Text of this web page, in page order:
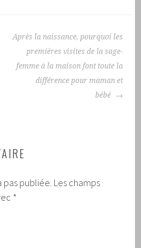
Après la naissance, pourquoi les
premières visites de la sage-
femme à la maison font toute la
différence pour maman et
bébé
publiée. Les champs
*